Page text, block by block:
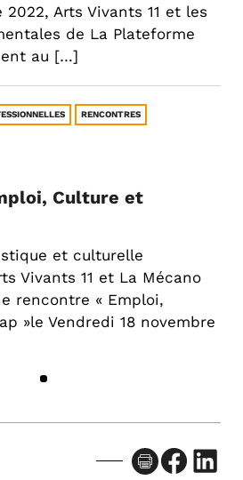
Arts Vivants 11 et les
de La Plateforme
au […]
RENCONTRES
Culture et
et culturelle
Vivants 11 et La Mécano
rencontre « Emploi,
»le Vendredi 18 novembre
Facebook LinkedIn